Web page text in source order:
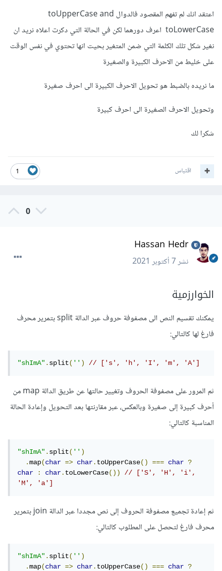
  days[i] = days[i].toUpperCase();
const days = ['sunday', 'monday',
  console.log(days[i]);
}
اعتقد انك لم تفهم المقصود فالدوال toUpperCase and
toLowerCase اعرف دورهما لكن في الحالة التي دكرت اعلاه نريد ان
نغير شكل تلك الكلمة التي ضمن المتغير بحيت انها تحتوي في نفس الوقت
على خليط من الاحرف الكبيرة والصغيرة
ما نريده بالضبط هو تحويل الاحرف الكبيرة الى احرف صغيرة
وتحويل الاحرف الصغيرة الى احرف كبيرة
شكرا لك
1 اقتباس
0
Hassan Hedr
نشر7 أكتوبر 2021
الخوارزمية
يمكنك تقسيم النص الى مصفوفة حروف عبر الدالة split بتمرير محرف
فارغ لها كالتالي:
"shImA".split('') // ['s', 'h', 'I', 'm', 'A']
ثم المرور على مصفوفة الحروف وتغيير حالتها عن طريق الدالة map من
أحرف كبيرة إلى صغيرة وبالعكس، عبر مقارنتها بعد التحويل وإعادة الحالة
المناسبة كالتالي:
"shImA".split('')
.map(char => char.toUpperCase() === char
?
char
: char.toLowerCase())
// ['S', 'H', 'i',
'M', 'a']
ثم إعادة تجميع مصفوفة الحروف إلى نص مجددا عبر الدالة join بتمرير
محرف فارغ لتحصل على المطلوب كالتالي:
"shImA".split('')
.map(char => char.toUpperCase() === char
?